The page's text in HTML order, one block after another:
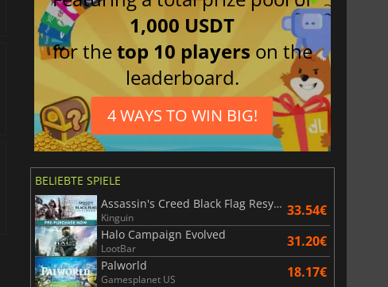
1,000 USDT
for thetop 10 players on the
leaderboard.
4 WAYS TO WIN BIG!
BELIEBTE SPIELE
Assassin's Creed Black Flag Resynced
Kinguin 33.54€
Halo Campaign Evolved
LootBar 31.20€
Palworld
Gamesplanet US 18.17€